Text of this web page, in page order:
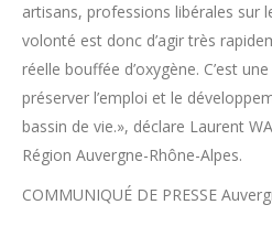
artisans, professions libérales sur
volonté est donc d’agir très
réelle bouffée d’oxygène. C’est
préserver l’emploi et le
bassin de vie.», déclare Laurent
Région Auvergne-Rhône-Alpes.
COMMUNIQUÉ DE PRESSE